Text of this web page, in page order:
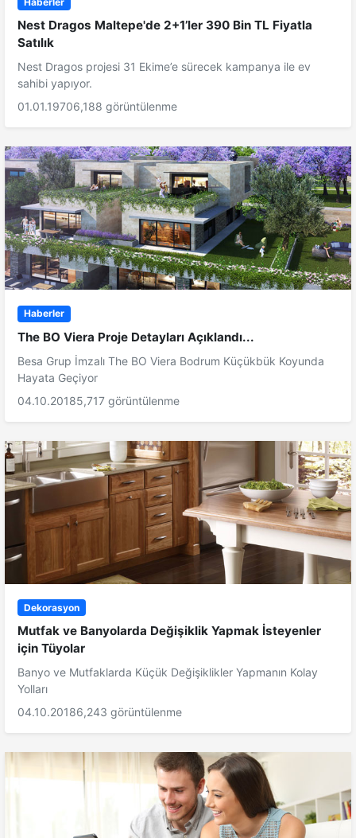
Nest Dragos Maltepe'de 2+1’ler 390 Bin TL Fiyatla
Satılık
Nest Dragos projesi 31 Ekime’e sürecek kampanya ile ev
sahibi yapıyor.
01.01.19706,188 görüntülenme
Haberler
The BO Viera Proje Detayları Açıklandı...
Besa Grup İmzalı The BO Viera Bodrum Küçükbük Koyunda
Hayata Geçiyor
04.10.20185,717 görüntülenme
Dekorasyon
Mutfak ve Banyolarda Değişiklik Yapmak İsteyenler
için Tüyolar
Banyo ve Mutfaklarda Küçük Değişiklikler Yapmanın Kolay
Yolları
04.10.20186,243 görüntülenme